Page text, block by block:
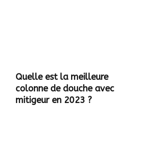
Quelle est la meilleure
colonne de douche avec
mitigeur en 2023 ?